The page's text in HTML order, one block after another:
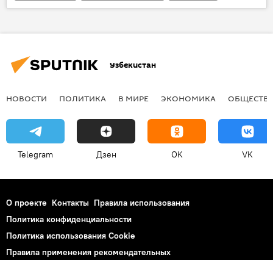
Доха
посольство
Узбекистан
Узбекистан
НОВОСТИ ПОЛИТИКА В МИРЕ ЭКОНОМИКА
Telegram Дзен OK VK
О проекте Контакты Правила использования
Политика конфиденциальности
Политика использования Cookie
Правила применения рекомендательных